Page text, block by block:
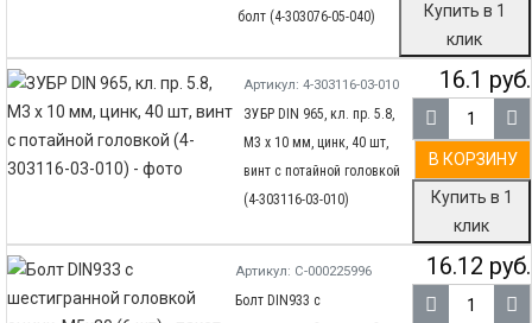
болт (4-303076-05-040)
Купить в 1
клик
Артикул: 4-303116-03-010
ЗУБР DIN 965, кл. пр. 5.8,
M3 х 10 мм, цинк, 40 шт,
винт с потайной головкой
(4-303116-03-010)
16.1 руб.
В КОРЗИНУ
Купить в 1
клик
Артикул: С-000225996
Болт DIN933 с
16.12 руб.